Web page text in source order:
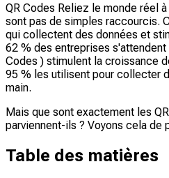
QR Codes Reliez le monde réel
sont pas de simples raccourcis.
qui collectent des données et
62 % des entreprises s'attendent
Codes ) stimulent la croissance
95 % les utilisent pour collecter
main.
Mais que sont exactement les
parviennent-ils ? Voyons cela de
Table des matières